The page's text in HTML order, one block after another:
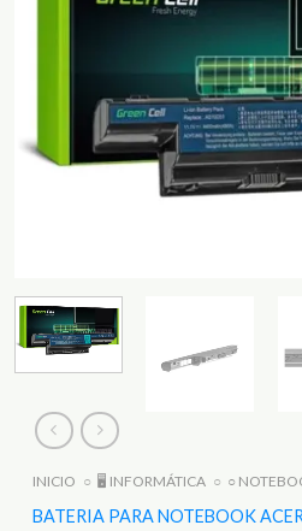
INICIO ○ 🖥️ INFORMÁTICA ○ ○
BATERIA PARA NOTEBOOK